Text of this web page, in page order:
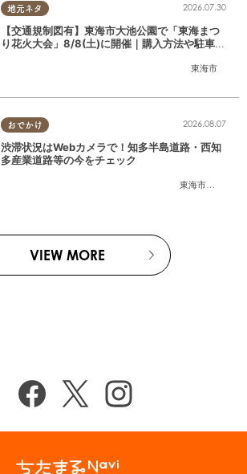
地元ネタ
東海市
2026.07.30
【交通規制図有】東海市大池公園で「東海まつ
り花火大会」8/8(土)に開催｜購入方法や駐車場
おでかけ
東海市大府市
2026.08.07
渋滞状況はWebカメラで！知多半島道路・西知
多産業道路等の今をチェック
VIEW MORE